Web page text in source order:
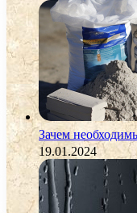
Зачем
19.01.2024